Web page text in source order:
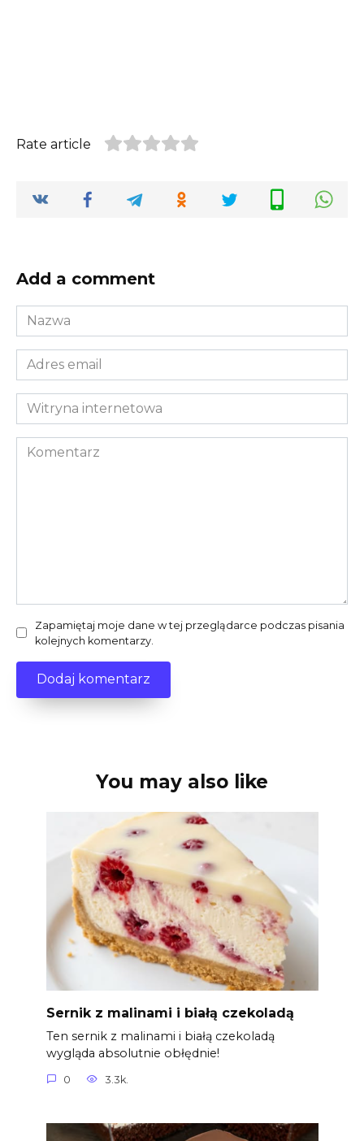
Rate article
Add a comment
Nazwa
*
Adres
email
*Witryna
internetowa
Komentarz
Zapamiętaj moje dane w tej przeglądarce podczas pisania
kolejnych komentarzy.
You may also like
Sernik z malinami i białą czekoladą
Ten sernik z malinami i białą czekoladą
wygląda absolutnie obłędnie!
0 3.3k.